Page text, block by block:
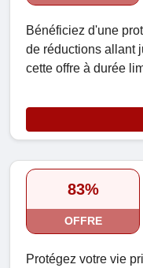
Bénéficiez d'une
de réductions allant
cette offre à durée
83%
OFFRE
Protégez votre vie